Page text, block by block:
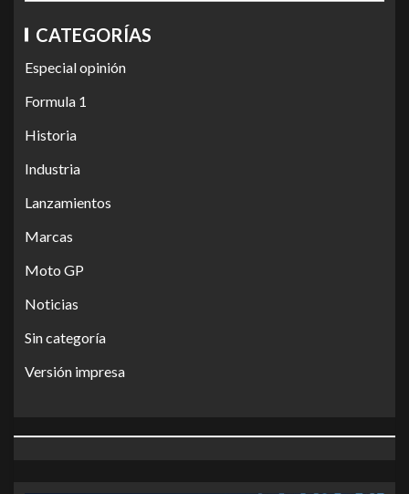
CATEGORÍAS
Especial opinión
Formula 1
Historia
Industria
Lanzamientos
Marcas
Moto GP
Noticias
Sin categoría
Versión impresa